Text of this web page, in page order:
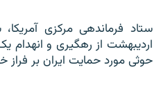
اردیبهشت از رهگیری و انهدام
حوثی‌ مورد حمایت ایران بر فراز